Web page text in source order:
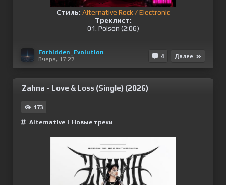
Стиль: Alternative Rock / Electronic
Треклист:
01. Poison (2:06)
Forbidden_Evolution
Вчера, 17:27
4 Далее
Zahna - Love & Loss (Single) (2026)
173
Alternative | Новые треки